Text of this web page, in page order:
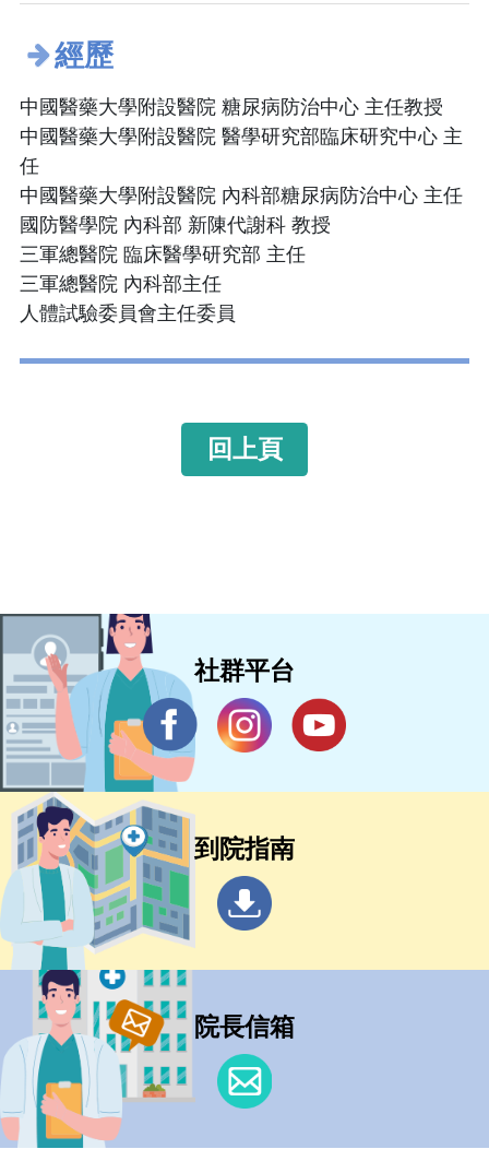
經歷
中國醫藥大學附設醫院 糖尿病防治中心 主任教授
中國醫藥大學附設醫院 醫學研究部臨床研究中心 主
任
中國醫藥大學附設醫院 內科部糖尿病防治中心 主任
國防醫學院 內科部 新陳代謝科 教授
三軍總醫院 臨床醫學研究部 主任
三軍總醫院 內科部主任
人體試驗委員會主任委員
回上頁
社群平台
到院指南
院長信箱